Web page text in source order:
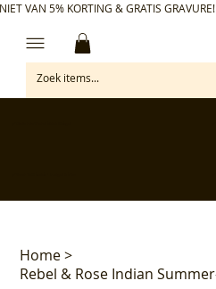
VAN 5% KORTING & GRATIS GRAVURE!
Home>